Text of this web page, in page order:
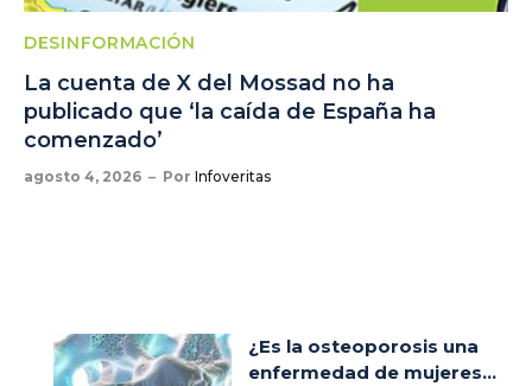
DESINFORMACIÓN
La cuenta de X del Mossad no ha
publicado que ‘la caída de España ha
comenzado’
agosto 4, 2026 Por Infoveritas
¿Es la osteoporosis una
enfermedad de mujeres...